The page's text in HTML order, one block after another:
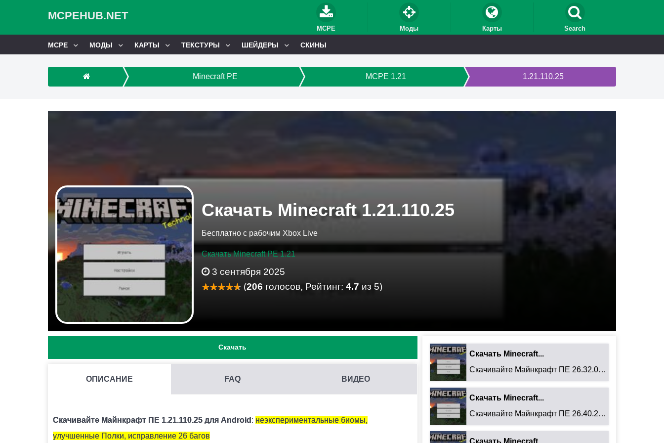
MCPEHUB.NET
MCPE Моды Карты Search
MCPE МОДЫ КАРТЫ ТЕКСТУРЫ ШЕЙДЕРЫ СКИНЫ
Minecraft PE MCPE 1.21 1.21.110.25
Скачать Minecraft 1.21.110.25
Бесплатно с рабочим Xbox Live
Скачать Minecraft PE 1.21
3 сентября 2025
(206 голосов, Рейтинг: 4.7 из 5)
Скачать
ОПИСАНИЕ FAQ ВИДЕО
Скачивайте Майнкрафт ПЕ 1.21.110.25 для Android : неэкспериментальные биомы,
улучшенные Полки, исправление 26 багов
Скачать Minecraft...
Скачивайте Майнкрафт ПЕ 26.32.02 для Android: ...
Скачать Minecraft...
Скачивайте Майнкрафт ПЕ 26.40.27 для Android: ...
Скачать Minecraft...